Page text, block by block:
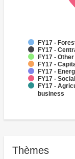
FY17 -
FY17 -
FY17 -
FY17 -
FY17 -
FY17 -
FY17 -
business
Thèmes